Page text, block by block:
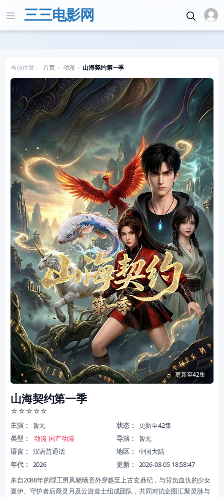
三三电影网
当前位置： 首页 › 动漫 › 山海契约第一季
更新至42集
山海契约第一季
☆ ☆ ☆ ☆☆
主演： 暂无 状态：
更新至42集
类型：
动漫 国产动漫 导演：
暂无
语言：
汉语普通话 地区：
中国大陆
年代：
2026 更新：
2026-08-05 18:58:47
来自2088年的理工男风晓旸意外穿越至上古玄鼎纪，与背负血仇的少女
夏伊、守护者后裔灵月及云游道士组成团队，共同对抗企图汇聚灵脉与